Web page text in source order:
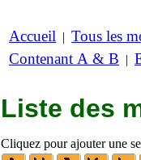
Accueil | Tous les
Contenant A & B |
Liste des
Cliquez pour ajouter une